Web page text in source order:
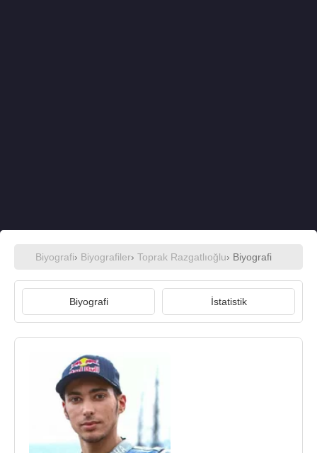
Biyografi› Biyografiler› Toprak Razgatlıoğlu› Biyografi
Biyografi İstatistik